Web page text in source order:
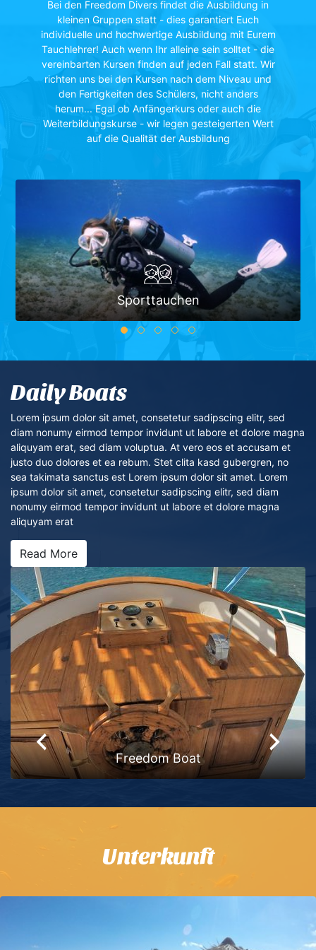
Bei den Freedom Divers findet die Ausbildung in
kleinen Gruppen statt - dies garantiert Euch
individuelle und hochwertige Ausbildung mit Eurem
Tauchlehrer! Auch wenn Ihr alleine sein solltet - die
vereinbarten Kursen finden auf jeden Fall statt. Wir
richten uns bei den Kursen nach dem Niveau und
den Fertigkeiten des Schülers, nicht anders
herum... Egal ob Anfängerkurs oder auch die
Weiterbildungskurse - wir legen gesteigerten Wert
auf die Qualität der Ausbildung
Technisches Tauchen
Daily Boats
Lorem ipsum dolor sit amet, consetetur sadipscing elitr, sed
diam nonumy eirmod tempor invidunt ut labore et dolore magna
aliquyam erat, sed diam voluptua. At vero eos et accusam et
justo duo dolores et ea rebum. Stet clita kasd gubergren, no
sea takimata sanctus est Lorem ipsum dolor sit amet. Lorem
ipsum dolor sit amet, consetetur sadipscing elitr, sed diam
nonumy eirmod tempor invidunt ut labore et dolore magna
aliquyam erat
Read More
Daily Boat
Unterkunft